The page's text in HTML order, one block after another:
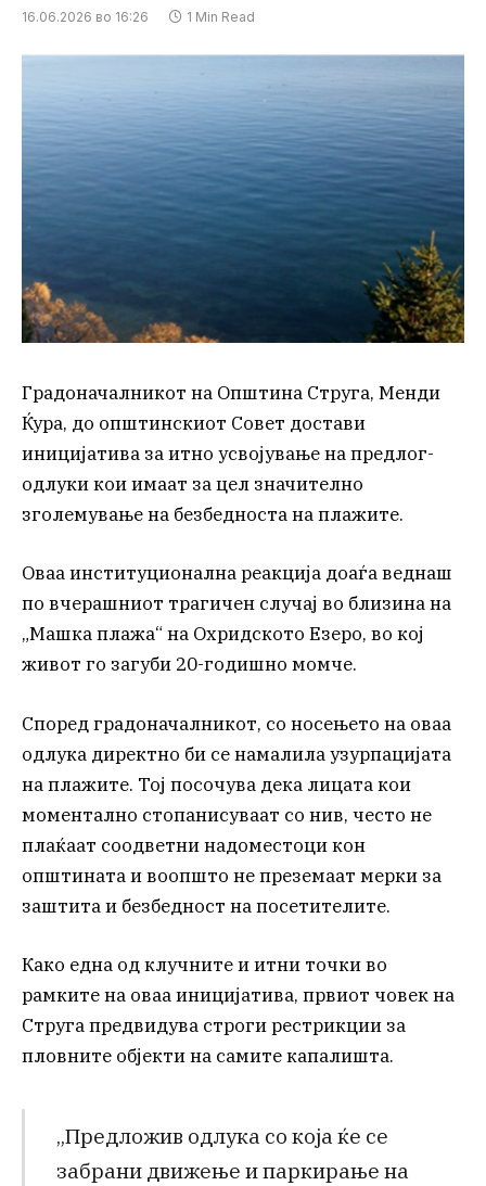
16.06.2026 во 16:26 1 Min Read
Градоначалникот на Општина Струга, Менди
Ќура, до општинскиот Совет достави
иницијатива за итно усвојување на предлог-
одлуки кои имаат за цел значително
зголемување на безбедноста на плажите.
Оваа институционална реакција доаѓа веднаш
по вчерашниот трагичен случај во близина на
„Машка плажа“ на Охридското Езеро, во кој
живот го загуби 20-годишно момче.
Според градоначалникот, со носењето на оваа
одлука директно би се намалила узурпацијата
на плажите. Тој посочува дека лицата кои
моментално стопанисуваат со нив, често не
плаќаат соодветни надоместоци кон
општината и воопшто не преземаат мерки за
заштита и безбедност на посетителите.
Како една од клучните и итни точки во
рамките на оваа иницијатива, првиот човек на
Струга предвидува строги рестрикции за
пловните објекти на самите капалишта.
„Предложив одлука со која ќе се
забрани движење и паркирање на